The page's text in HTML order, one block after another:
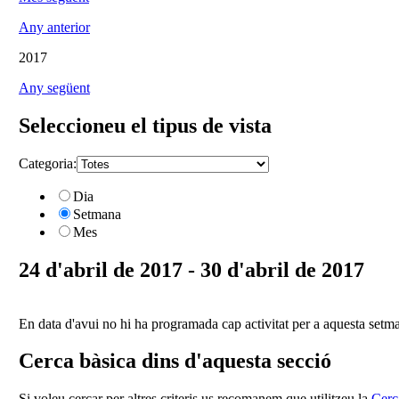
Any anterior
2017
Any següent
Seleccioneu el tipus de vista
Categoria:
Dia
Setmana
Mes
24 d'abril de 2017 - 30 d'abril de 2017
En data d'avui no hi ha programada cap activitat per a aquesta
Cerca bàsica dins d'aquesta secció